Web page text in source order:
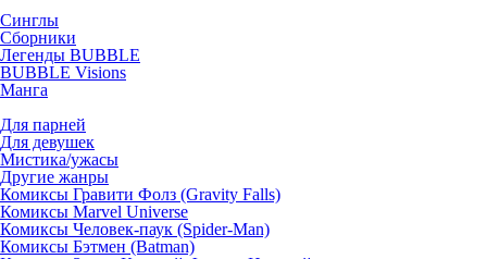
Синглы
Сборники
Легенды BUBBLE
BUBBLE Visions
Манга
Для парней
Для девушек
Мистика/ужасы
Другие жанры
Комиксы Гравити Фолз (Gravity Falls)
Комиксы Marvel Universe
Комиксы Человек-паук (Spider-Man)
Комиксы Бэтмен (Batman)